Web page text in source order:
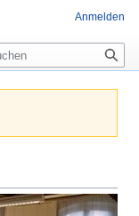
Anmelden